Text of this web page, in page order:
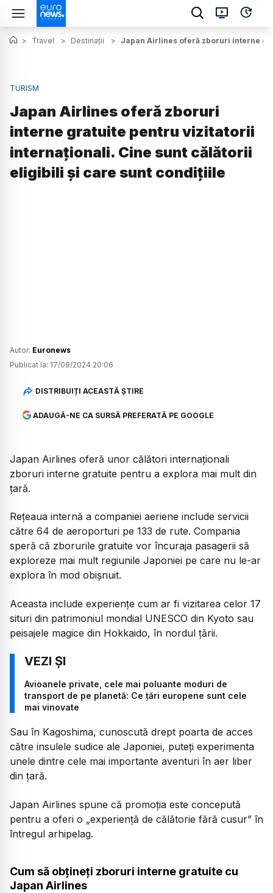
> Travel > Destinații > Japan Airlines oferă zboruri interne
TURISM
Japan Airlines oferă zboruri
interne gratuite pentru vizitatorii
internaționali. Cine sunt călătorii
eligibili și care sunt condițiile
Autor: Euronews
Publicat la: 17/09/2024 20:06
DISTRIBUIȚI ACEASTĂ ȘTIRE
ADAUGĂ-NE CA SURSĂ PREFERATĂ PE GOOGLE
Japan Airlines oferă unor călători internaționali
zboruri interne gratuite pentru a explora mai mult din
țară.
Rețeaua internă a companiei aeriene include servicii
către 64 de aeroporturi pe 133 de rute. Compania
speră că zborurile gratuite vor încuraja pasagerii să
exploreze mai mult regiunile Japoniei pe care nu le-ar
explora în mod obișnuit.
Aceasta include experiențe cum ar fi vizitarea celor 17
situri din patrimoniul mondial UNESCO din Kyoto sau
peisajele magice din Hokkaido, în nordul țării.
Avioanele private, cele mai poluante moduri de
transport de pe planetă: Ce țări europene sunt cele
mai vinovate
Sau în Kagoshima, cunoscută drept poarta de acces
către insulele sudice ale Japoniei, puteți experimenta
unele dintre cele mai importante aventuri în aer liber
din țară.
Japan Airlines spune că promoția este concepută
pentru a oferi o „experiență de călătorie fără cusur” în
întregul arhipelag.
Cum să obțineți zboruri interne gratuite cu
Japan Airlines